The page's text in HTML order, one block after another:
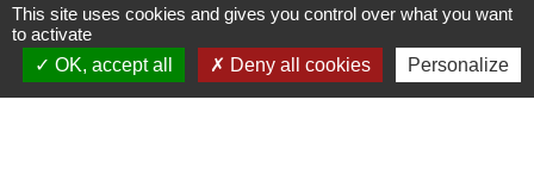
1600 habitants appelés les Pezzazesi. Pezzaze
est constitué de plusieurs quartiers: Lavone,
Stravignino, pezzazole, et mondaro 25060
This site uses cookies and gives you control over what you want
to activate
OK, accept all
Deny all cookies Personalize